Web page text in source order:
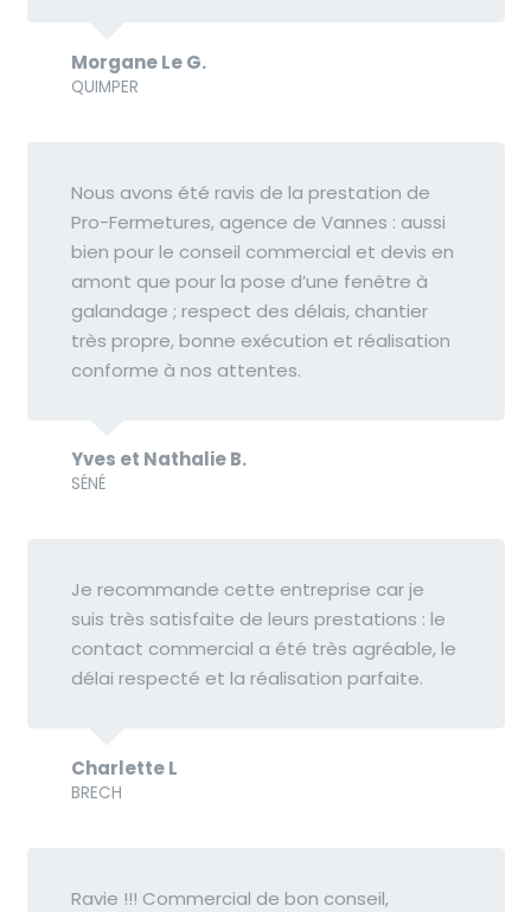
Morgane Le G.
QUIMPER
Nous avons été ravis de la prestation de
Pro-Fermetures, agence de Vannes : aussi
bien pour le conseil commercial et devis en
amont que pour la pose d’une fenêtre à
galandage ; respect des délais, chantier
très propre, bonne exécution et réalisation
conforme à nos attentes.
Yves et Nathalie B.
SÉNÉ
Je recommande cette entreprise car je
suis très satisfaite de leurs prestations : le
contact commercial a été très agréable, le
délai respecté et la réalisation parfaite.
Charlette L
BRECH
Ravie !!! Commercial de bon conseil,